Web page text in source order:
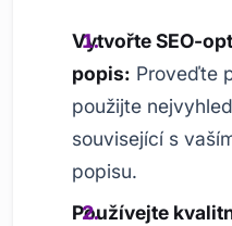
Vytvořte SEO-
popis: Proveďte
použijte
související s
popisu.
Používejte